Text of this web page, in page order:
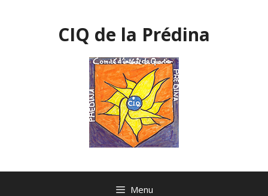
CIQ de la Prédina
Menu